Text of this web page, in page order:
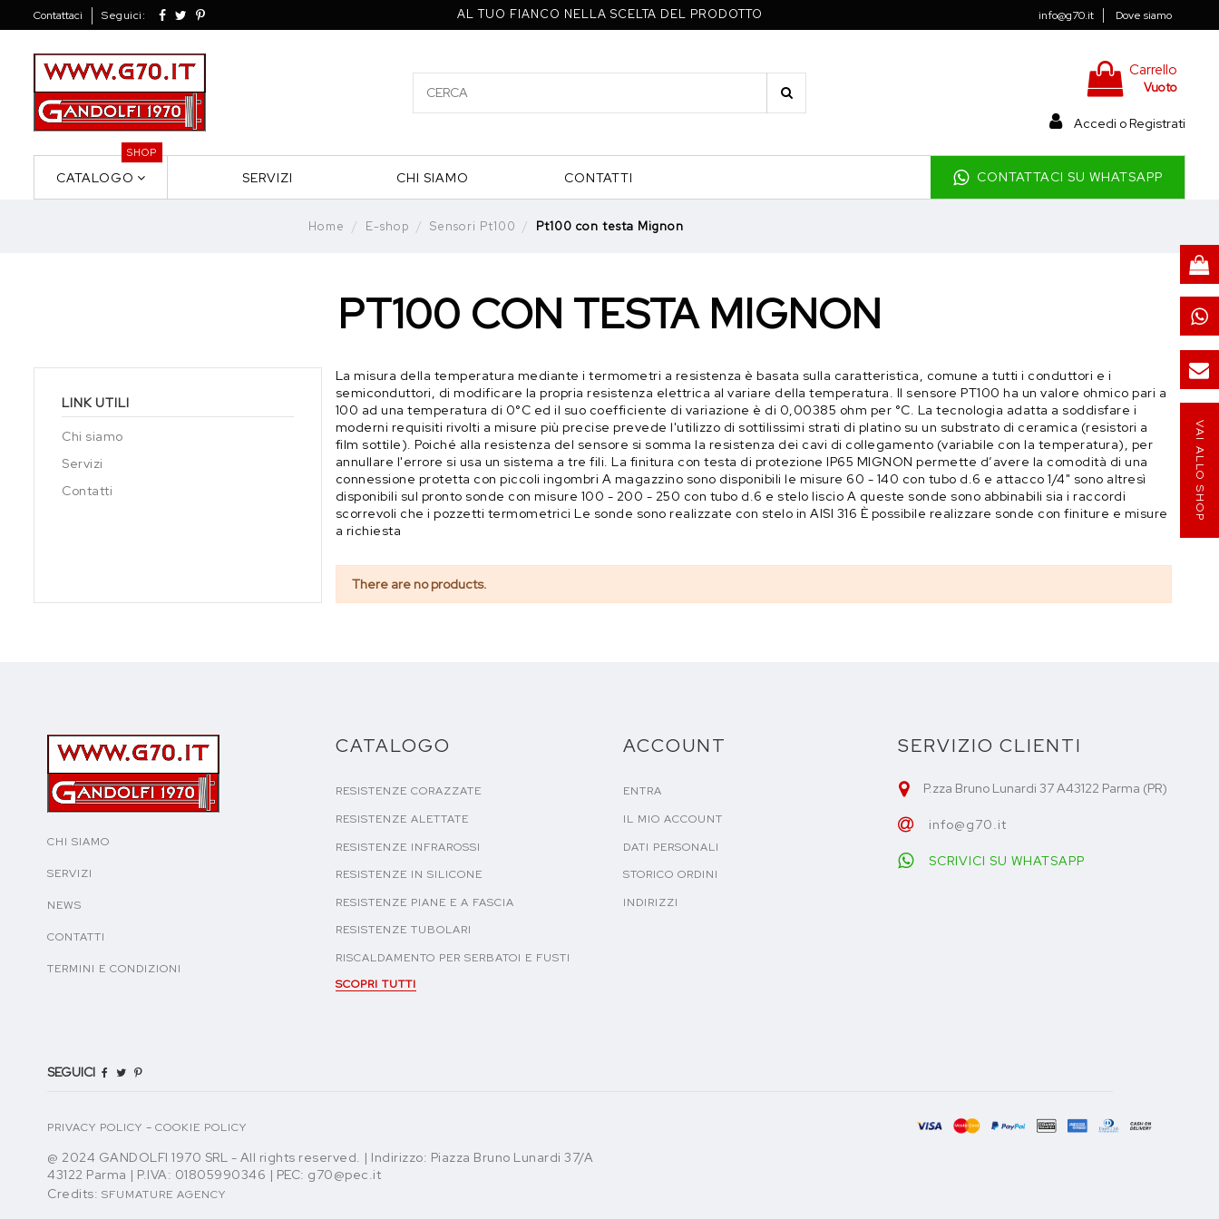
Contattaci Seguici: AL TUO FIANCO NELLA SCELTA DEL PRODOTTO info@g70.it Dove siamo
Carrello
Vuoto
Accedi o Registrati
CATALOGO
SHOP
SERVIZI CHI SIAMO CONTATTI CONTATTACI SU WHATSAPP
Home E-shop Sensori Pt100 Pt100 con testa Mignon
PT100 CON TESTA MIGNON
La misura della temperatura mediante i termometri a resistenza è basata sulla caratteristica, comune a tutti i conduttori e i
semiconduttori, di modificare la propria resistenza elettrica al variare della temperatura. Il sensore PT100 ha un valore ohmico pari a
100 ad una temperatura di 0°C ed il suo coefficiente di variazione è di 0,00385 ohm per °C. La tecnologia adatta a soddisfare i
moderni requisiti rivolti a misure più precise prevede l'utilizzo di sottilissimi strati di platino su un substrato di ceramica (resistori a
film sottile). Poiché alla resistenza del sensore si somma la resistenza dei cavi di collegamento (variabile con la temperatura), per
annullare l'errore si usa un sistema a tre fili. La finitura con testa di protezione IP65 MIGNON permette d’avere la comodità di una
connessione protetta con piccoli ingombri A magazzino sono disponibili le misure 60 - 140 con tubo d.6 e attacco 1/4" sono altresì
disponibili sul pronto sonde con misure 100 - 200 - 250 con tubo d.6 e stelo liscio A queste sonde sono abbinabili sia i raccordi
scorrevoli che i pozzetti termometrici Le sonde sono realizzate con stelo in AISI 316 È possibile realizzare sonde con finiture e misure
a richiesta
There are no products.
LINK UTILI
Chi siamo
Servizi
Contatti
CHI SIAMO
SERVIZI
NEWS
CONTATTI
TERMINI E CONDIZIONI
CATALOGO
RESISTENZE CORAZZATE
RESISTENZE ALETTATE
RESISTENZE INFRAROSSI
RESISTENZE IN SILICONE
RESISTENZE PIANE E A FASCIA
RESISTENZE TUBOLARI
RISCALDAMENTO PER SERBATOI E FUSTI
SCOPRI TUTTI
ACCOUNT
ENTRA
IL MIO ACCOUNT
DATI PERSONALI
STORICO ORDINI
INDIRIZZI
SERVIZIO CLIENTI
P.zza Bruno Lunardi 37 A43122 Parma (PR)
info@g70.it
SCRIVICI SU WHATSAPP
SEGUICI
PRIVACY POLICY - COOKIE POLICY
@ 2024 GANDOLFI 1970 SRL - All rights reserved. | Indirizzo: Piazza Bruno Lunardi 37/A
43122 Parma | P.IVA: 01805990346 | PEC: g70@pec.it
Credits: SFUMATURE AGENCY
VAI ALLO SHOP